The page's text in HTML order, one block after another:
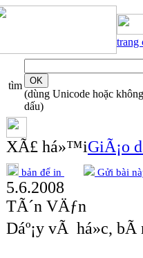
trang
tìm
(dùng Unicode hoặc không
dấu)
XÃ£ há»™iGiÃ¡o
bản để in Gửi bài
5.6.2008
TÃ´n VÄƒn
Dáº¡y vÃ há»c, bÃ